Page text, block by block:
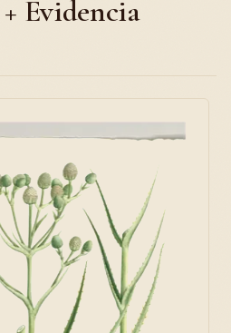
Evidencia